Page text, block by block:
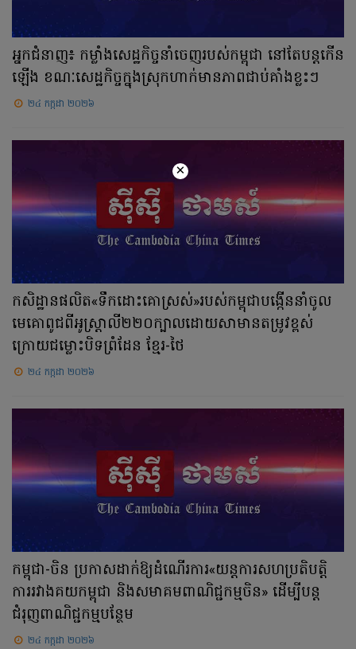
អ្នកជំនាញ៖ កម្លាំងសេដ្ឋកិច្ចនាំចេញរបស់កម្ពុជា នៅតែបន្តកើន
ឡើង ខណៈសេដ្ឋកិច្ចក្នុងស្រុកហាក់មានភាពជាប់គាំងខ្លះៗ
២៤ កក្កដា ២០២៦
កសិដ្ឋានផលិត«ទឹកដោះគោស្រស់»របស់កម្ពុជាបង្កើននាំចូល
មេគោពូជពីអូស្ត្រាលី២២០ក្បាលដោយសាមានតម្រូវខ្ពស់
ក្រោយជម្លោះបិទព្រំដែន ខ្មែរ-ថៃ
២៤ កក្កដា ២០២៦
កម្ពុជា-ចិន ប្រកាសដាក់ឱ្យដំណើរការ«យន្តការសហប្រតិបត្តិ
ការរវាងគយកម្ពុជា និងសមាគមពាណិជ្ជកម្មចិន» ដើម្បីបន្ត
ជំរុញពាណិជ្ជកម្មបន្ថែម
២៤ កក្កដា ២០២៦
×